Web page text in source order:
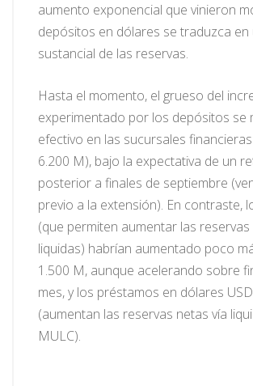
aumento exponencial que vinieron
depósitos en dólares se traduzca en
sustancial de las reservas.
Hasta el momento, el grueso del
experimentado por los depósitos se
efectivo en las sucursales
6.200 M), bajo la expectativa de un
posterior a finales de septiembre
previo a la extensión). En contraste,
(que permiten aumentar las
liquidas) habrían aumentado poco
1.500 M, aunque acelerando sobre
mes, y los préstamos en dólares
(aumentan las reservas netas vía
MULC).